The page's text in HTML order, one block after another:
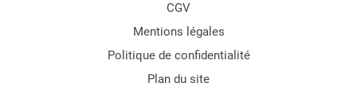
CGV
Mentions légales
Politique de confidentialité
Plan du site